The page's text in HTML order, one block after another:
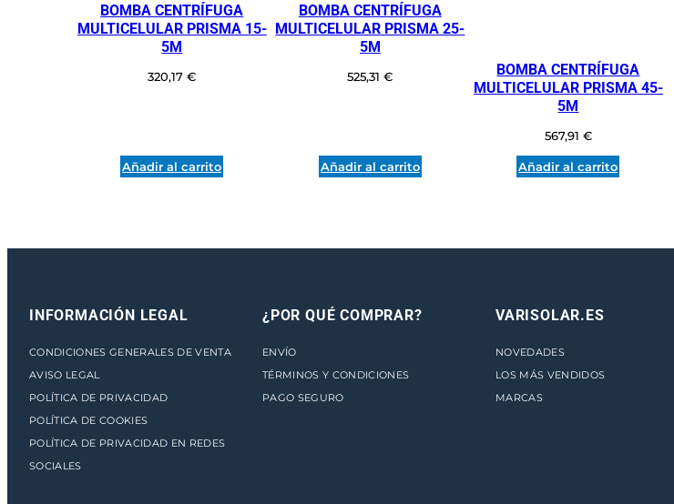
O
R
A
0
BOMBA CENTRÍFUGA
MULTICELULAR PRISMA 15-
5M
320,17€
Añadir al carrito
BOMBA CENTRÍFUGA
MULTICELULAR PRISMA 25-
5M
525,31€
Añadir al carrito
BOMBA CENTRÍFUGA
MULTICELULAR PRISMA 45-
5M
567,91 €
Añadir al carrito
INFORMACIÓN LEGAL
CONDICIONES GENERALES DE VENTA
AVISO LEGAL
POLÍTICA DE PRIVACIDAD
POLÍTICA DE COOKIES
POLÍTICA DE PRIVACIDAD EN REDES
SOCIALES
¿POR QUÉ COMPRAR?
ENVÍO
TÉRMINOS Y CONDICIONES
PAGO SEGURO
VARISOLAR.ES
NOVEDADES
LOS MÁS VENDIDOS
MARCAS